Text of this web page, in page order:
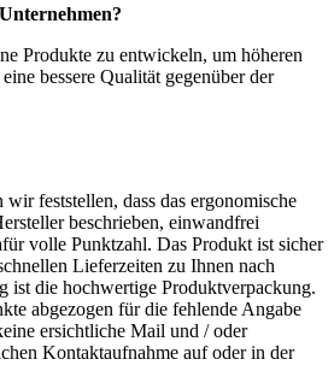
Produkte zu entwickeln, um höheren
bessere Qualität gegenüber der
wir feststellen, dass das ergonomische
beschrieben, einwandfrei
volle Punktzahl. Das Produkt ist sicher
Lieferzeiten zu Ihnen nach
ist die hochwertige Produktverpackung.
abgezogen für die fehlende Angabe
ersichtliche Mail und / oder
Kontaktaufnahme auf oder in der